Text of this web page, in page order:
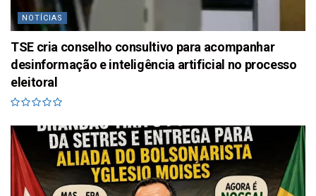
NOTÍCIAS
TSE cria conselho consultivo para acompanhar
desinformação e inteligência artificial no processo
eleitoral